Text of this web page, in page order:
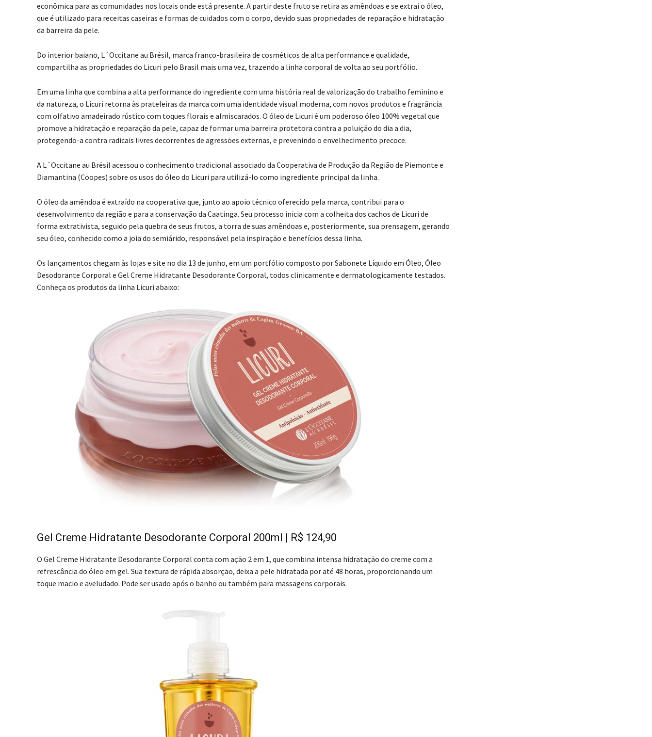
econômica para as comunidades nos locais onde está presente. A partir deste fruto se retira as amêndoas e se extrai o óleo,
que é utilizado para receitas caseiras e formas de cuidados com o corpo, devido suas propriedades de reparação e hidratação
da barreira da pele.
Do interior baiano, L´Occitane au Brésil, marca franco-brasileira de cosméticos de alta performance e qualidade,
compartilha as propriedades do Licuri pelo Brasil mais uma vez, trazendo a linha corporal de volta ao seu portfólio.
Em uma linha que combina a alta performance do ingrediente com uma história real de valorização do trabalho feminino e
da natureza, o Licuri retorna às prateleiras da marca com uma identidade visual moderna, com novos produtos e fragrância
com olfativo amadeirado rústico com toques florais e almiscarados. O óleo de Licuri é um poderoso óleo 100% vegetal que
promove a hidratação e reparação da pele, capaz de formar uma barreira protetora contra a poluição do dia a dia,
protegendo-a contra radicais livres decorrentes de agressões externas, e prevenindo o envelhecimento precoce.
A L´Occitane au Brésil acessou o conhecimento tradicional associado da Cooperativa de Produção da Região de Piemonte e
Diamantina (Coopes) sobre os usos do óleo do Licuri para utilizá-lo como ingrediente principal da linha.
O óleo da amêndoa é extraído na cooperativa que, junto ao apoio técnico oferecido pela marca, contribui para o
desenvolvimento da região e para a conservação da Caatinga. Seu processo inicia com a colheita dos cachos de Licuri de
forma extrativista, seguido pela quebra de seus frutos, a torra de suas amêndoas e, posteriormente, sua prensagem, gerando
seu óleo, conhecido como a joia do semiárido, responsável pela inspiração e benefícios dessa linha.
Os lançamentos chegam às lojas e site no dia 13 de junho, em um portfólio composto por Sabonete Líquido em Óleo, Óleo
Desodorante Corporal e Gel Creme Hidratante Desodorante Corporal, todos clinicamente e dermatologicamente testados.
Conheça os produtos da linha Licuri abaixo:
Gel Creme Hidratante Desodorante Corporal 200ml | R$ 124,90
O Gel Creme Hidratante Desodorante Corporal conta com ação 2 em 1, que combina intensa hidratação do creme com a
refrescância do óleo em gel. Sua textura de rápida absorção, deixa a pele hidratada por até 48 horas, proporcionando um
toque macio e aveludado. Pode ser usado após o banho ou também para massagens corporais.